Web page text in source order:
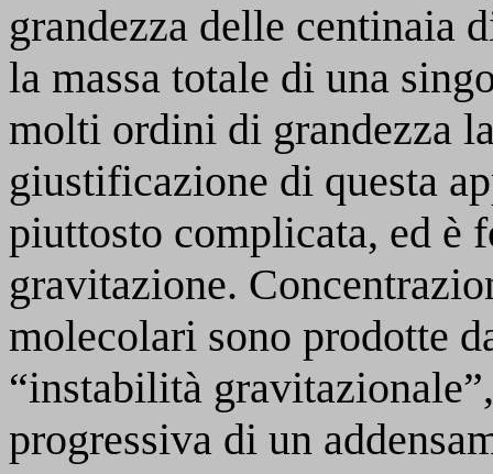
grandezza delle centinaia
la massa totale di una
molti ordini di grandezza
giustificazione di questa
piuttosto complicata, ed è
gravitazione.
molecolari sono prodotte
“instabilità
progressiva di un